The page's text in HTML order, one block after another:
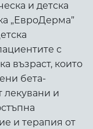
и детска
„ЕвроДерма”
с
възраст, които
бета-
лекувани и
и терапия от